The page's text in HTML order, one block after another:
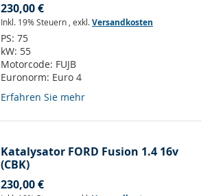
230,00 €
Inkl. 19% Steuern , exkl.Versandkosten
PS: 75
kW: 55
Motorcode: FUJB
Euronorm: Euro 4
Erfahren Sie mehr
Katalysator FORD Fusion 1.4 16v
(CBK)
230,00 €